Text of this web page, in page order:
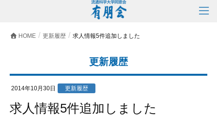
HOME 更新履歴 求人情報5件追加しました
更新履歴
2014年10月30日 更新履歴
求人情報5件追加しました